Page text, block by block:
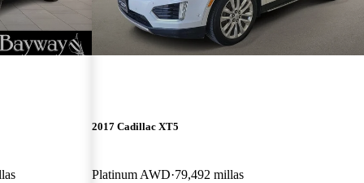
2017 Cadillac XT5
Platinum AWD 79,492 millas